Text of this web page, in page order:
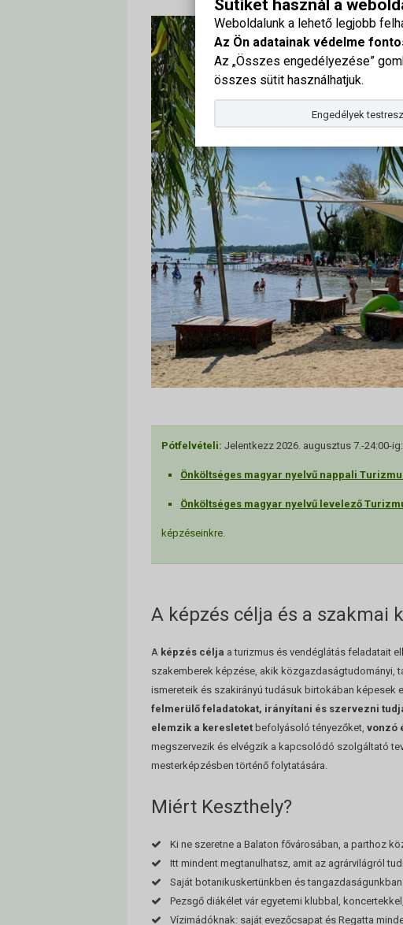
Sütiket használ a
Weboldalunk a lehető legjobb
Az Ön adatainak védelme
Az „Összes engedélyezése”
összes sütit használhatjuk.
Engedélyek
Pótfelvételi: Jelentkezz 2026. augusztus 7.-24:00-ig:
Önköltséges magyar nyelvű nappali
Önköltséges magyar nyelvű levelező
képzéseinkre.
A képzés célja és a szakmai
A képzés célja a turizmus és vendéglátás feladatait
szakemberek képzése, akik közgazdaságtudományi,
ismereteik és szakirányú tudásuk birtokában képesek
felmerülő feladatokat, irányítani és szervezni
elemzik a keresletet befolyásoló tényezőket, vonzó
megszervezik és elvégzik a kapcsolódó szolgáltató
mesterképzésben történő folytatására.
Miért Keszthely?
Ki ne szeretne a Balaton fővárosában, a parthoz
Itt mindent megtanulhatsz, amit az agrárvilágról
Saját botanikuskertünkben és
Pezsgő diákélet vár egyetemi klubbal,
Vízimádóknak: saját evezőcsapat és Regatta